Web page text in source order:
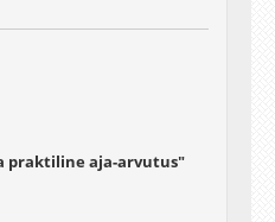
praktiline aja-arvutus"